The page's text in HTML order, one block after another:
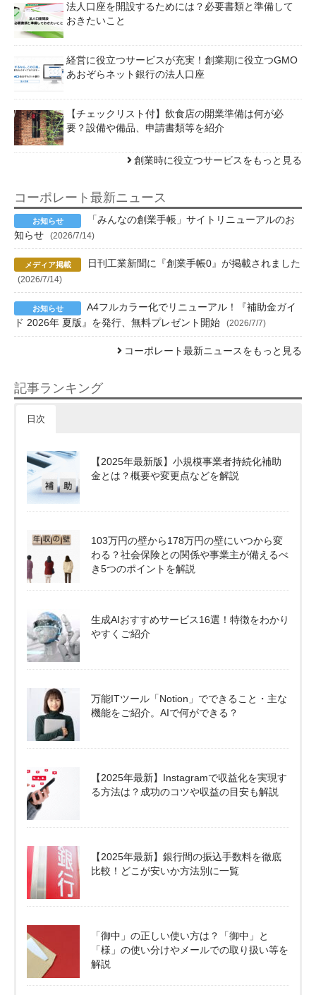
法人口座を開設するためには？必要書類と準備して
おきたいこと
経営に役立つサービスが充実！創業期に役立つGMO
あおぞらネット銀行の法人口座
【チェックリスト付】飲食店の開業準備は何が必
要？設備や備品、申請書類等を紹介
創業時に役立つサービスをもっと見る
コーポレート最新ニュース
「みんなの創業手帳」サイトリニューアルのお
知らせ
(2026/7/14)
日刊工業新聞に『創業手帳0』が掲載されました
(2026/7/14)
A4フルカラー化でリニューアル！『補助金ガイ
ド 2026年 夏版』を発行、無料プレゼント開始
(2026/7/7)
コーポレート最新ニュースをもっと見る
記事ランキング
日次
【2025年最新版】小規模事業者持続化補助
金とは？概要や変更点などを解説
103万円の壁から178万円の壁にいつから変
わる？社会保険との関係や事業主が備えるべ
き5つのポイントを解説
生成AIおすすめサービス16選！特徴をわかり
やすくご紹介
万能ITツール「Notion」でできること・主な
機能をご紹介。AIで何ができる？
【2025年最新】Instagramで収益化を実現す
る方法は？成功のコツや収益の目安も解説
【2025年最新】銀行間の振込手数料を徹底
比較！どこが安いか方法別に一覧
「御中」の正しい使い方は？「御中」と
「様」の使い分けやメールでの取り扱い等を
解説